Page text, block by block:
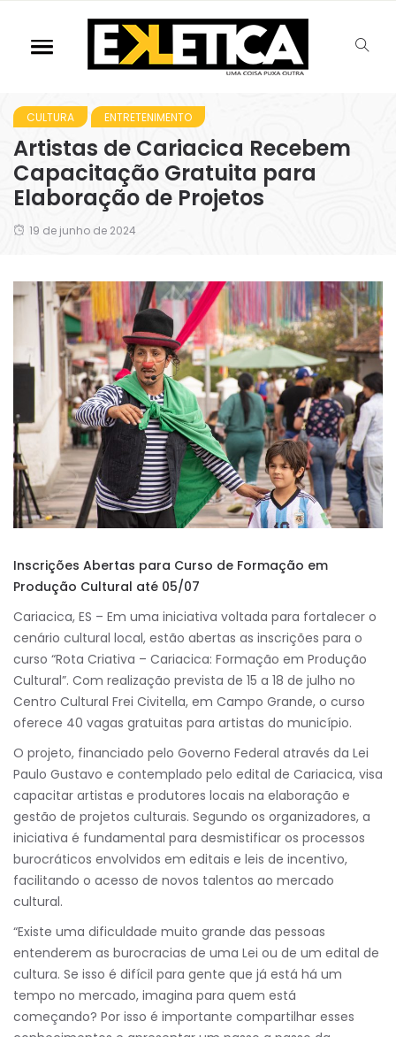
CULTURA ENTRETENIMENTO
Artistas de Cariacica Recebem
Capacitação Gratuita para
Elaboração de Projetos
19 de junho de 2024
Inscrições Abertas para Curso de Formação em
Produção Cultural até 05/07
Cariacica, ES – Em uma iniciativa voltada para fortalecer o
cenário cultural local, estão abertas as inscrições para o
curso “Rota Criativa – Cariacica: Formação em Produção
Cultural”. Com realização prevista de 15 a 18 de julho no
Centro Cultural Frei Civitella, em Campo Grande, o curso
oferece 40 vagas gratuitas para artistas do município.
O projeto, financiado pelo Governo Federal através da Lei
Paulo Gustavo e contemplado pelo edital de Cariacica, visa
capacitar artistas e produtores locais na elaboração e
gestão de projetos culturais. Segundo os organizadores, a
iniciativa é fundamental para desmistificar os processos
burocráticos envolvidos em editais e leis de incentivo,
facilitando o acesso de novos talentos ao mercado
cultural.
“Existe uma dificuldade muito grande das pessoas
entenderem as burocracias de uma Lei ou de um edital de
cultura. Se isso é difícil para gente que já está há um
tempo no mercado, imagina para quem está
começando? Por isso é importante compartilhar esses